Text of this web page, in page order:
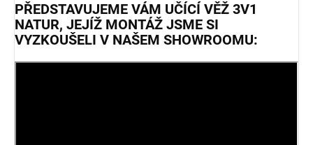
PŘEDSTAVUJEME VÁM UČÍCÍ VĚŽ 3V1
NATUR, JEJÍŽ MONTÁŽ JSME SI
VYZKOUŠELI V NAŠEM SHOWROOMU: